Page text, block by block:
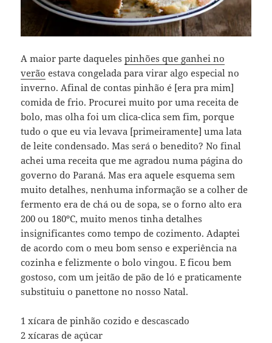
A maior parte daquelespinhões que ganhei no
verão estava congelada para virar algo especial no
inverno. Afinal de contas pinhão é [era pra mim]
comida de frio. Procurei muito por uma receita de
bolo, mas olha foi um clica-clica sem fim, porque
tudo o que eu via levava [primeiramente] uma lata
de leite condensado. Mas será o benedito? No final
achei uma receita que me agradou numa página do
governo do Paraná. Mas era aquele esquema sem
muito detalhes, nenhuma informação se a colher de
fermento era de chá ou de sopa, se o forno alto era
200 ou 180ºC, muito menos tinha detalhes
insignificantes como tempo de cozimento. Adaptei
de acordo com o meu bom senso e experiência na
cozinha e felizmente o bolo vingou. E ficou bem
gostoso, com um jeitão de pão de ló e praticamente
substituiu o panettone no nosso Natal.
1 xícara de pinhão cozido e descascado
2 xícaras de açúcar